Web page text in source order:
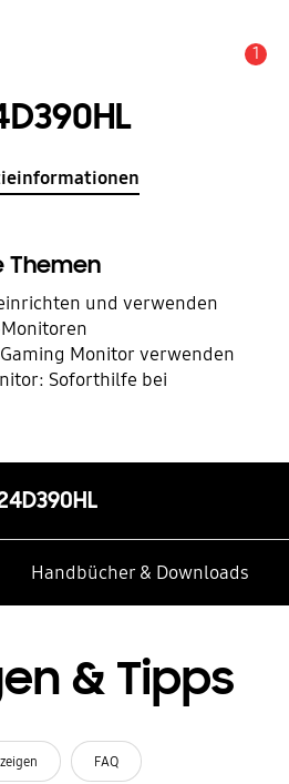
1
Themen
und verwenden
Monitor verwenden
Soforthilfe bei
Handbücher & Downloads
& Tipps
FAQ